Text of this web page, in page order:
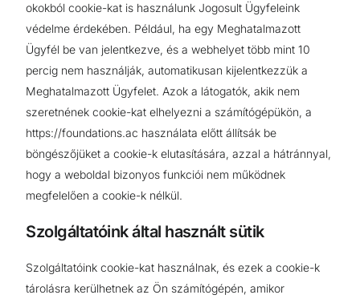
okokból cookie-kat is használunk Jogosult Ügyfeleink
védelme érdekében. Például, ha egy Meghatalmazott
Ügyfél be van jelentkezve, és a webhelyet több mint 10
percig nem használják, automatikusan kijelentkezzük a
Meghatalmazott Ügyfelet. Azok a látogatók, akik nem
szeretnének cookie-kat elhelyezni a számítógépükön, a
https://foundations.ac használata előtt állítsák be
böngészőjüket a cookie-k elutasítására, azzal a hátránnyal,
hogy a weboldal bizonyos funkciói nem működnek
megfelelően a cookie-k nélkül.
Szolgáltatóink által használt sütik
Szolgáltatóink cookie-kat használnak, és ezek a cookie-k
tárolásra kerülhetnek az Ön számítógépén, amikor